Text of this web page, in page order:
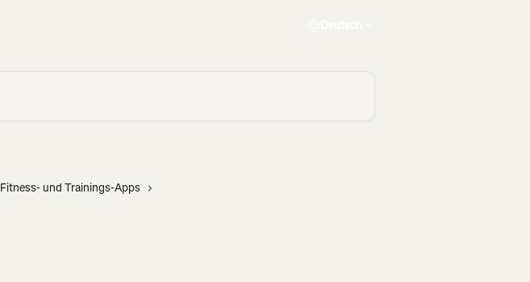
Fitness- und Trainings-Apps